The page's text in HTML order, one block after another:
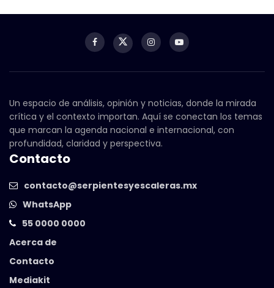
Un espacio de análisis, opinión y noticias, donde la mirada
crítica y el contexto importan. Aquí se conectan los temas
que marcan la agenda nacional e internacional, con
profundidad, claridad y perspectiva.
Contacto
contacto@serpientesyescaleras.mx
WhatsApp
55 0000 0000
Acerca de
Contacto
Mediakit